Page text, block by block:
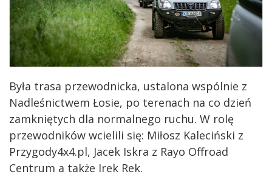
Była trasa przewodnicka, ustalona wspólnie z
Nadleśnictwem Łosie, po terenach na co dzień
zamkniętych dla normalnego ruchu. W rolę
przewodników wcielili się: Miłosz Kaleciński z
Przygody4x4.pl, Jacek Iskra z Rayo Offroad
Centrum a także Irek Rek.